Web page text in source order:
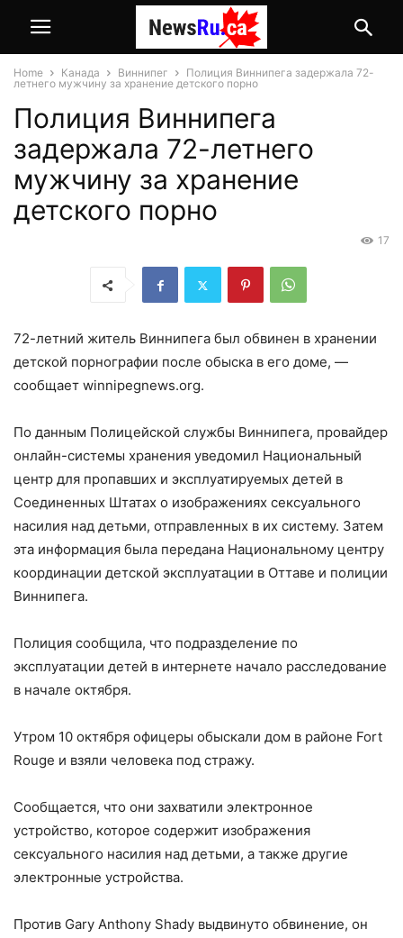
Home Канада Виннипег
Полиция Виннипега задержала 72-
летнего мужчину за хранение детского порно
Полиция Виннипега
задержала 72-летнего
мужчину за хранение
детского порно
17
72-летний житель Виннипега был обвинен в хранении
детской порнографии после обыска в его доме, —
сообщает winnipegnews.org.
По данным Полицейской службы Виннипега, провайдер
онлайн-системы хранения уведомил Национальный
центр для пропавших и эксплуатируемых детей в
Соединенных Штатах о изображениях сексуального
насилия над детьми, отправленных в их систему. Затем
эта информация была передана Национальному центру
координации детской эксплуатации в Оттаве и полиции
Виннипега.
Полиция сообщила, что подразделение по
эксплуатации детей в интернете начало расследование
в начале октября.
Утром 10 октября офицеры обыскали дом в районе Fort
Rouge и взяли человека под стражу.
Сообщается, что они захватили электронное
устройство, которое содержит изображения
сексуального насилия над детьми, а также другие
электронные устройства.
Против Gary Anthony Shady выдвинуто обвинение, он